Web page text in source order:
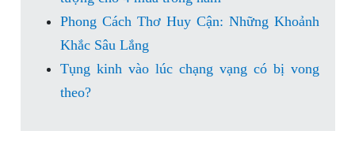
Phong Cách Thơ Huy Cận: Những Khoảnh
Khắc Sâu Lắng
Tụng kinh vào lúc chạng vạng có bị vong
theo?